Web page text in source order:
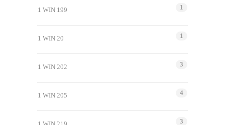
1 WIN 199 1
1 WIN 20 1
1 WIN 202 3
1 WIN 205 4
3